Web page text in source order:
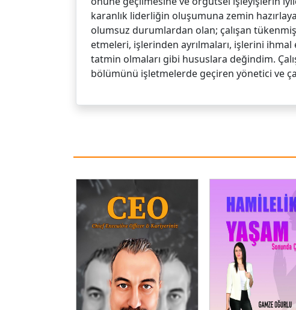
karanlık liderliğin oluşumuna zemin
olumsuz durumlardan olan; çalışan
etmeleri, işlerinden ayrılmaları, işlerini ihmal
tatmin olmaları gibi hususlara değindim.
bölümünü işletmelerde geçiren yönetici ve